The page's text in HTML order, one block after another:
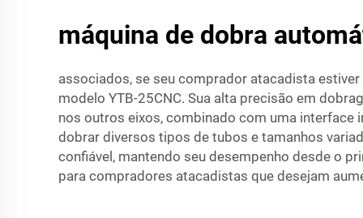
máquina de dobra
associados, se seu comprador atacadista
modelo YTB-25CNC. Sua alta precisão em
nos outros eixos, combinado com uma interface
dobrar diversos tipos de tubos e tamanhos
confiável, mantendo seu desempenho desde o
para compradores atacadistas que desejam